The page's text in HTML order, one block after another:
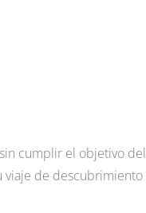
cumplir el objetivo del
viaje de descubrimiento